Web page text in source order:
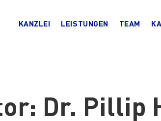
KANZLEI LEISTUNGEN TEAM
Dr. Pillip